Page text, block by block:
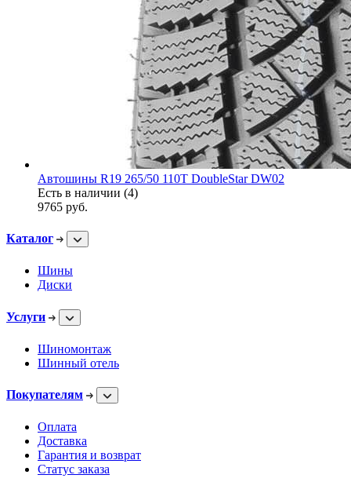
Автошины R19 265/50 110T DoubleStar DW02
Есть в наличии (4)
9765 руб.
Каталог
Шины
Диски
Услуги
Шиномонтаж
Шинный отель
Покупателям
Оплата
Доставка
Гарантия и возврат
Статус заказа